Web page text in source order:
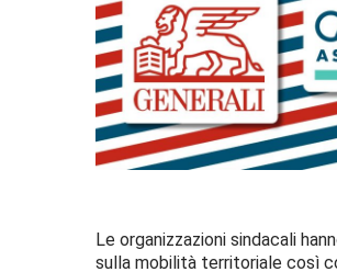
Le organizzazioni sindacali
sulla mobilità territoriale così